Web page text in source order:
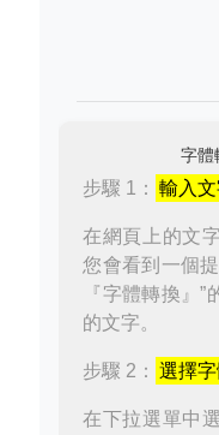
字體
步驟 1： 輸入
在網頁上的文
您會看到一個
『字體轉換』
的文字。
步驟 2： 選擇
在下拉選單中